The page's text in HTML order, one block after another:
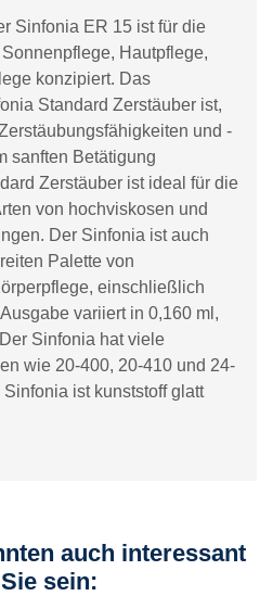
Sinfonia ER 15 ist für die
Hautpflege,
konzipiert. Das
Standard Zerstäuber ist,
und -
sanften Betätigung
Zerstäuber ist ideal für die
von hochviskosen und
Der Sinfonia ist auch
Palette von
einschließlich
variiert in 0,160 ml,
Sinfonia hat viele
wie 20-400, 20-410 und 24-
ist kunststoff glatt
auch interessant
sein: